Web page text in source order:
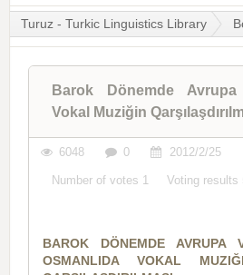
Turuz - Turkic Linguistics Library
Barok Dönemde Avrupa
Vokal Muziğin
6048 0 2012/2/25
Number of votes 1 Voting results
BAROK DÖNEMDE AVRUPA
OSMANLIDA VOKAL